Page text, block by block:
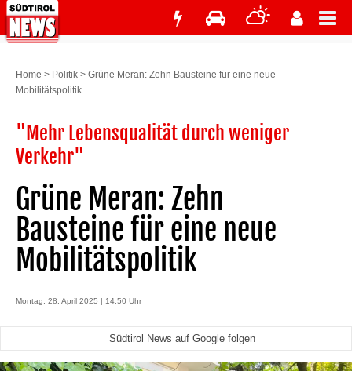
Home > Politik > Grüne Meran: Zehn Bausteine für eine neue
Mobilitätspolitik
"Mehr Lebensqualität durch weniger
Verkehr"
Grüne Meran: Zehn
Bausteine für eine neue
Mobilitätspolitik
Montag, 28. April 2025 | 14:50 Uhr
Südtirol News auf Google folgen